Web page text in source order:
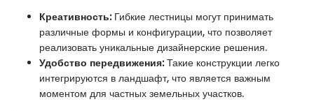
Креативность:Гибкие лестницы могут принимать
различные формы и конфигурации, что позволяет
реализовать уникальные дизайнерские решения.
Удобство передвижения:Такие конструкции легко
интегрируются в ландшафт, что является важным
моментом для частных земельных участков.